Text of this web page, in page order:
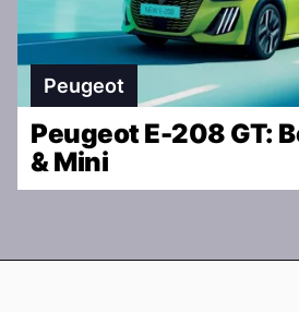
Peugeot
Peugeot E-208 GT:
& Mini